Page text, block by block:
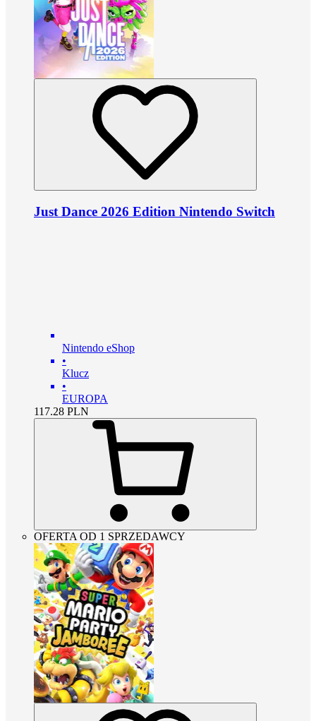
Just Dance 2026 Edition Nintendo Switch
Nintendo eShop
•
Klucz
•
EUROPA
117.28 PLN
OFERTA OD 1 SPRZEDAWCY